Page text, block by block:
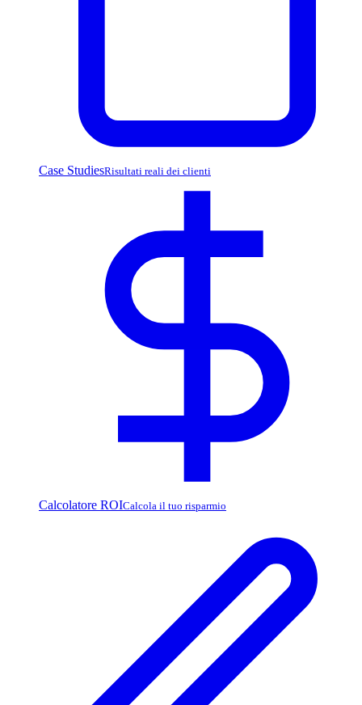
Case StudiesRisultati reali dei clienti
Calcolatore ROICalcola il tuo risparmio